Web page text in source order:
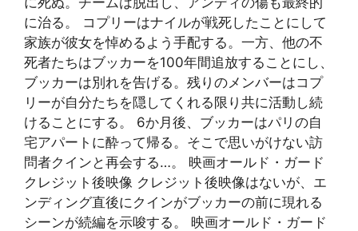
に治る。 コプリーはナイルが戦死したことにして
家族が彼女を悼めるよう手配する。一方、他の不
死者たちはブッカーを100年間追放することにし、
ブッカーは別れを告げる。残りのメンバーはコプ
リーが自分たちを隠してくれる限り共に活動し続
けることにする。 6か月後、ブッカーはパリの自
宅アパートに酔って帰る。そこで思いがけない訪
問者クインと再会する…。 映画オールド・ガード
クレジット後映像 クレジット後映像はないが、エ
ンディング直後にクインがブッカーの前に現れる
シーンが続編を示唆する。 映画オールド・ガード